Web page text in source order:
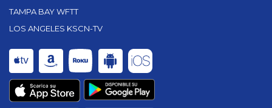
TAMPA BAY WFTT
LOS ANGELES KSCN-TV